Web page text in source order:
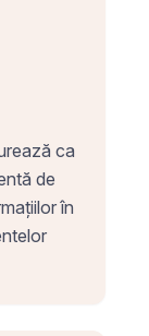
ca
de
în